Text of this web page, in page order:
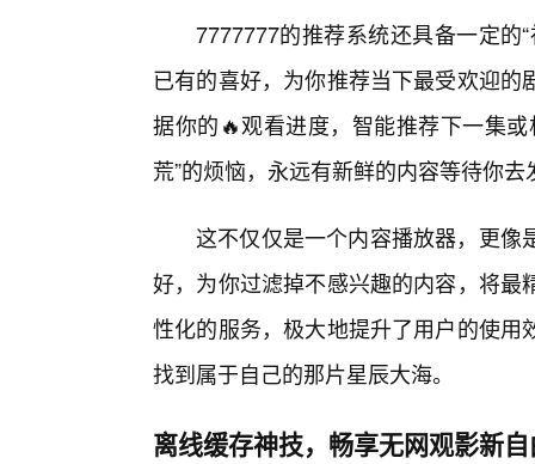
7777777的推荐系统还具备一定的
已有的喜好，为你推荐当下最受欢迎
据你的🔥观看进度，智能推荐下一集
荒”的烦恼，永远有新鲜的内容等待你去
这不仅仅是一个内容播放器，更像
好，为你过滤掉不感兴趣的内容，将
性化的服务，极大地提升了用户的使
找到属于自己的那片星辰大海。
离线缓存神技，畅享无网观影新